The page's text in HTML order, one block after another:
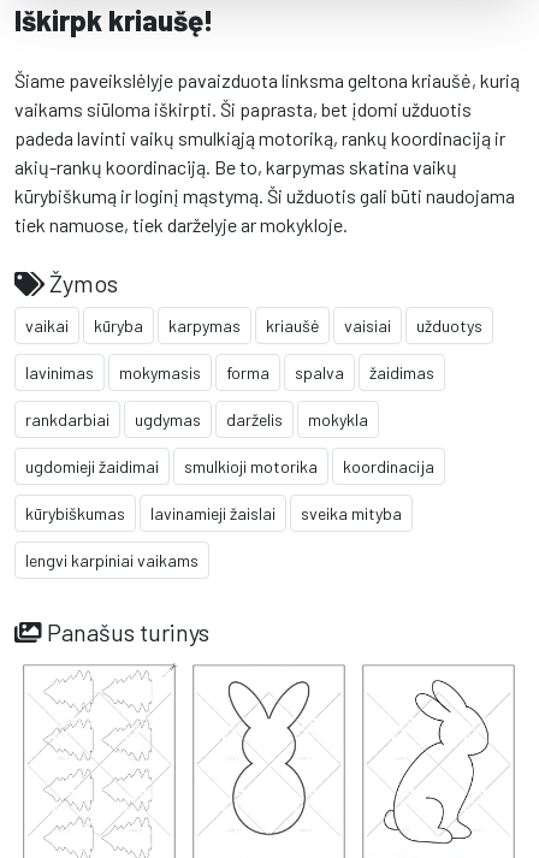
Iškirpk kriaušę!
Šiame paveikslėlyje pavaizduota linksma geltona kriaušė, kurią
vaikams siūloma iškirpti. Ši paprasta, bet įdomi užduotis
padeda lavinti vaikų smulkiąją motoriką, rankų koordinaciją ir
akių-rankų koordinaciją. Be to, karpymas skatina vaikų
kūrybiškumą ir loginį mąstymą. Ši užduotis gali būti naudojama
tiek namuose, tiek darželyje ar mokykloje.
Žymos
vaikai kūryba karpymas kriaušė vaisiai užduotys
lavinimas mokymasis forma spalva žaidimas
rankdarbiai ugdymas darželis mokykla
ugdomieji žaidimai smulkioji motorika koordinacija
kūrybiškumas lavinamieji žaislai sveika mityba
lengvi karpiniai vaikams
Panašus turinys